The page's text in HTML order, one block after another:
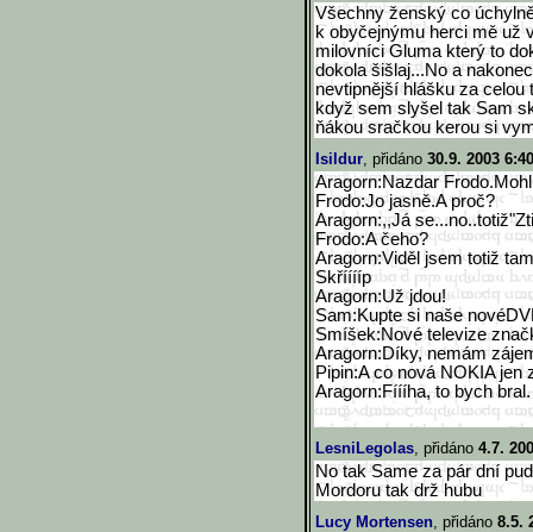
Všechny ženský co
k obyčejnýmu herci mě už
milovníci Gluma který to
dokola šišlaj...No a
nevtipnější hlášku za celou
když sem slyšel tak Sam
ňákou sračkou kerou si
Isildur, přidáno 30.9. 2003
Aragorn:Nazdar
Frodo:Jo jasně.A proč?
Aragorn:,,Já
Frodo:A čeho?
Aragorn:Viděl jsem totiž
Skřííííp
Aragorn:Už jdou!
Sam:Kupte si naše
Smíšek:Nové televize
Aragorn:Díky, nemám
Pipin:A co nová NOKIA jen
Aragorn:Fíííha, to bych bral.
LesniLegolas, přidáno 4.7.
No tak Same za pár dní
Mordoru tak drž hubu
Lucy Mortensen, přidáno 8.5.